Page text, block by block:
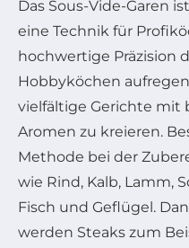
Das Sous-Vide-Garen
eine Technik für
hochwertige Präzision
Hobbyköchen
vielfältige Gerichte mit
Aromen zu kreieren.
Methode bei der
wie Rind, Kalb, Lamm,
Fisch und Geflügel.
werden Steaks zum